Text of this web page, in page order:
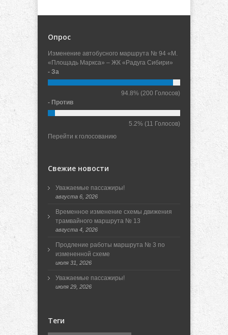
Опрос
Изменение автобусного маршрута № 94 «М.
«Площадь Маркса» – ЖК «Радуга Сибири»
- За
94.8% (200 Голосов)
- Против
5.2% (11 Голосов)
Перейти к голосованию
Свежие новости
Уважаемые пассажиры!
августа 6, 2026
Временное изменение схемы движения
трамвайного маршрута № 13
августа 4, 2026
Продление работы маршрута № 3 по
измененной схеме
июля 31, 2026
Уважаемые пассажиры!
июля 29, 2026
Теги